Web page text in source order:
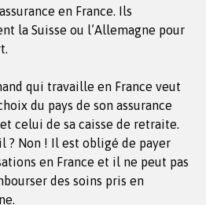
en France. Ils
la Suisse ou l’Allemagne pour
qui travaille en France veut
du pays de son assurance
celui de sa caisse de retraite.
? Non ! Il est obligé de payer
en France et il ne peut pas
des soins pris en